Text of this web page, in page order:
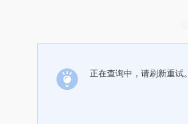
正在查询中，请刷新重试。